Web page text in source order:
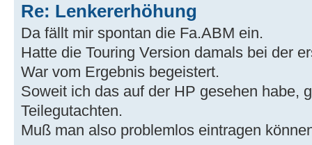
Re: Lenkererhöhung
Da fällt mir spontan die Fa.ABM ein.
Hatte die Touring Version damals bei der
War vom Ergebnis begeistert.
Soweit ich das auf der HP gesehen habe,
Teilegutachten.
Muß man also problemlos eintragen